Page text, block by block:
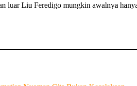
Liu Feredigo mungkin awalnya